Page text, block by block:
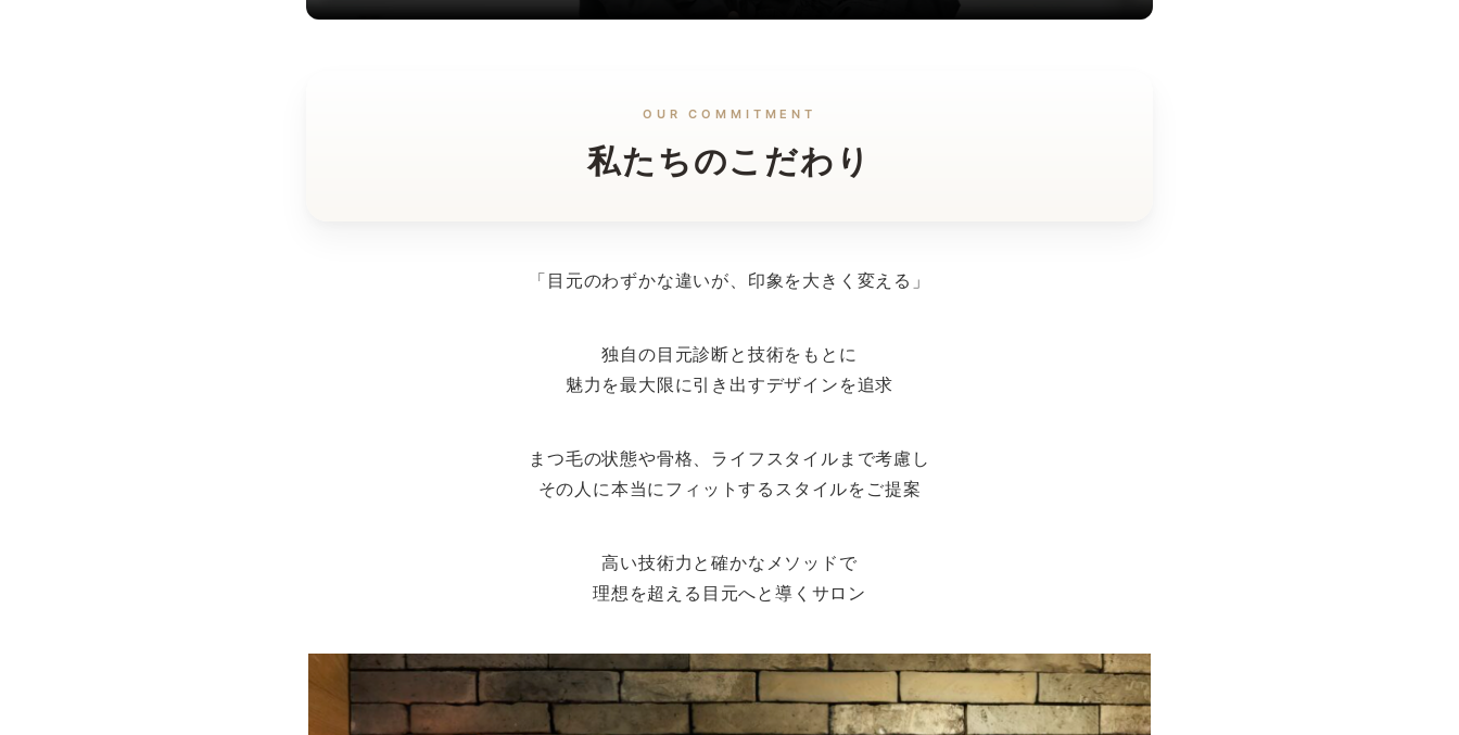
OUR COMMITMENT
私たちのこだわり
「目元のわずかな違いが、印象を大きく変える」
独自の目元診断と技術をもとに
魅力を最大限に引き出すデザインを追求
まつ毛の状態や骨格、ライフスタイルまで考慮し
その人に本当にフィットするスタイルをご提案
高い技術力と確かなメソッドで
理想を超える目元へと導くサロン